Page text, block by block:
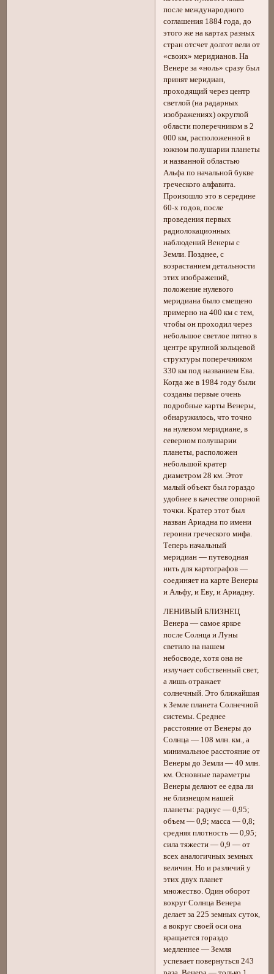
после международного
соглашения 1884 года, до
этого же на картах разных
стран отсчет долгот вели от
«своих» меридианов. На
Венере за «ноль» сразу был
принят меридиан,
проходящий через центр
светлой (на радарных
изображениях) округлой
области поперечником в 2
000 км, расположенной в
южном полушарии планеты
и названной областью
Альфа по начальной букве
греческого алфавита.
Произошло это в середине
60-х годов, после
проведения первых
радиолокационных
наблюдений Венеры с
Земли. Позднее, с
возрастанием детальности
этих изображений,
положение нулевого
меридиана было смещено
примерно на 400 км с тем,
чтобы он проходил через
небольшое светлое пятно в
центре крупной кольцевой
структуры поперечником
330 км под названием Ева.
Когда же в 1984 году были
созданы первые очень
подробные карты Венеры,
обнаружилось, что точно
на нулевом меридиане, в
северном полушарии
планеты, расположен
небольшой кратер
диаметром 28 км. Этот
малый объект был гораздо
удобнее в качестве опорной
точки. Кратер этот был
назван Ариадна по имени
героини греческого мифа.
Теперь начальный
меридиан — путеводная
нить для картографов —
соединяет на карте Венеры
и Альфу, и Еву, и Ариадну.
ЛЕНИВЫЙ БЛИЗНЕЦ
Венера — самое яркое
после Солнца и Луны
светило на нашем
небосводе, хотя она не
излучает собственный свет,
а лишь отражает
солнечный. Это ближайшая
к Земле планета Солнечной
системы. Среднее
расстояние от Венеры до
Солнца — 108 млн. км., а
минимальное расстояние от
Венеры до Земли — 40 млн.
км. Основные параметры
Венеры делают ее едва ли
не близнецом нашей
планеты: радиус — 0,95;
объем — 0,9; масса — 0,8;
средняя плотность — 0,95;
сила тяжести — 0,9 — от
всех аналогичных земных
величин. Но и различий у
этих двух планет
множество. Один оборот
вокруг Солнца Венера
делает за 225 земных суток,
а вокруг своей оси она
вращается гораздо
медленнее — Земля
успевает повернуться 243